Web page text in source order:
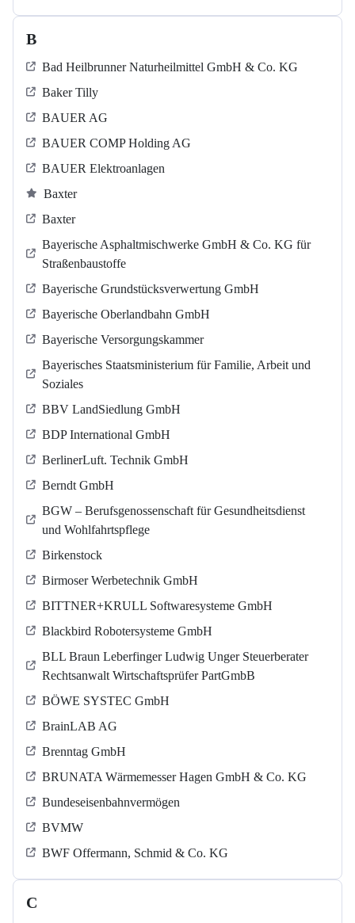
B
Bad Heilbrunner Naturheilmittel GmbH & Co. KG
Baker Tilly
BAUER AG
BAUER COMP Holding AG
BAUER Elektroanlagen
Baxter
Baxter
Bayerische Asphaltmischwerke GmbH & Co. KG für
Straßenbaustoffe
Bayerische Grundstücksverwertung GmbH
Bayerische Oberlandbahn GmbH
Bayerische Versorgungskammer
Bayerisches Staatsministerium für Familie, Arbeit und
Soziales
BBV LandSiedlung GmbH
BDP International GmbH
BerlinerLuft. Technik GmbH
Berndt GmbH
BGW – Berufsgenossenschaft für Gesundheitsdienst
und Wohlfahrtspflege
Birkenstock
Birmoser Werbetechnik GmbH
BITTNER+KRULL Softwaresysteme GmbH
Blackbird Robotersysteme GmbH
BLL Braun Leberfinger Ludwig Unger Steuerberater
Rechtsanwalt Wirtschaftsprüfer PartGmbB
BÖWE SYSTEC GmbH
BrainLAB AG
Brenntag GmbH
BRUNATA Wärmemesser Hagen GmbH & Co. KG
Bundeseisenbahnvermögen
BVMW
BWF Offermann, Schmid & Co. KG
C